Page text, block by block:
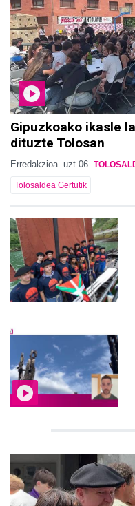
Gipuzkoako ikasle
dituzte Tolosan
Erredakzioa uzt 06
Tolosaldea Gertutik